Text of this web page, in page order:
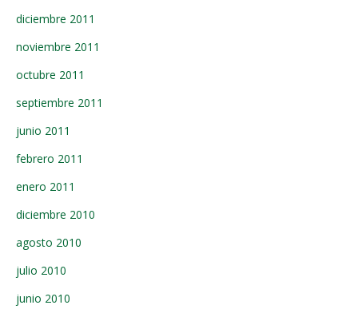
diciembre 2011
noviembre 2011
octubre 2011
septiembre 2011
junio 2011
febrero 2011
enero 2011
diciembre 2010
agosto 2010
julio 2010
junio 2010